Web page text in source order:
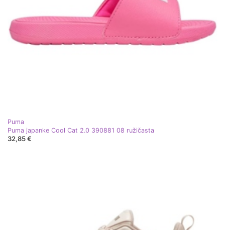
Puma
Puma japanke Cool Cat 2.0 390881 08 ružičasta
32,85 €